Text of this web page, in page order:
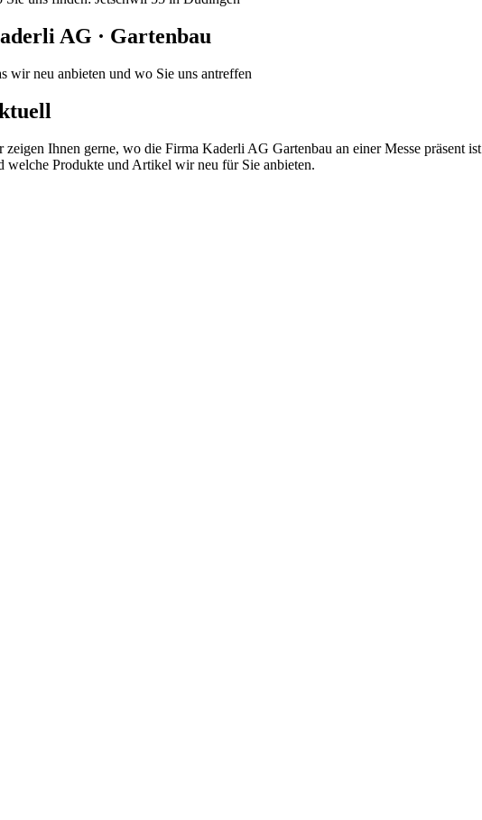
AG · Gartenbau
wir neu anbieten und wo Sie uns antreffen
zeigen Ihnen gerne, wo die Firma Kaderli AG Gartenbau an einer Messe präsent ist
welche Produkte und Artikel wir neu für Sie anbieten.